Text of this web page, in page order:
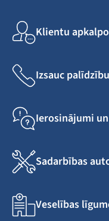
Klientu
Izsauc
Ierosinājumi
Sadarbības
Veselības